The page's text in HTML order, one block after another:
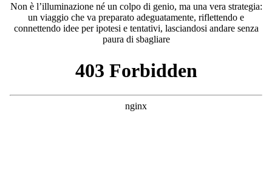
Non è l’illuminazione né un colpo di genio, ma una vera strategia:
un viaggio che va preparato adeguatamente, riflettendo e
connettendo idee per ipotesi e tentativi, lasciandosi andare senza
paura di sbagliare